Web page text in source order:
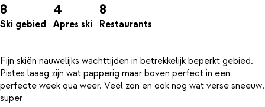
8
Ski gebied
4
Apres ski
8
Restaurants
Fijn skiën nauwelijks wachttijden in betrekkelijk beperkt gebied.
Pistes laaag zijn wat papperig maar boven perfect in een
perfecte week qua weer. Veel zon en ook nog wat verse sneeuw,